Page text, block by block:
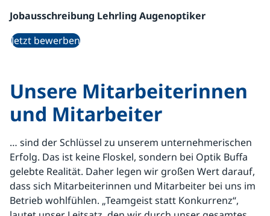
Jobausschreibung Lehrling Augenoptiker
Jetzt bewerben
Unsere Mitarbeiterinnen
und Mitarbeiter
… sind der Schlüssel zu unserem unternehmerischen
Erfolg. Das ist keine Floskel, sondern bei Optik Buffa
gelebte Realität. Daher legen wir großen Wert darauf,
dass sich Mitarbeiterinnen und Mitarbeiter bei uns im
Betrieb wohlfühlen. „Teamgeist statt Konkurrenz“,